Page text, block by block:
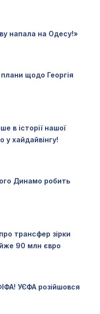
напала на Одесу!»
щодо Георгія
в історії нашої
у хайдайвінгу!
Динамо робить
трансфер зірки
90 млн євро
УЄФА розійшовся